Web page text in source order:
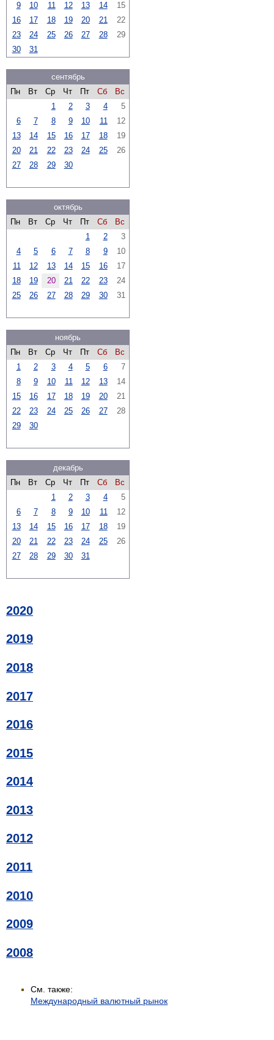
9
10 11 12 13 14
15
16
17 18 19 20 21
22
23
24 25 26 27 28
29
30
31
сентябрь
Пн
Вт Ср Чт Пт Сб
Вс
1
2 3 4
5
6
7 8 9 10 11
12
13
14 15 16 17 18
19
20
21 22 23 24 25
26
27
28 29 30
октябрь
Пн
Вт Ср Чт Пт Сб
Вс
1
2
3
4
5 6 7 8 9
10
11
12 13 14 15 16
17
18
19 20 21 22 23
24
25
26 27 28 29 30 31
ноябрь
Пн
Вт Ср Чт Пт Сб
Вс
1
2 3 4 5 6
7
8
9 10 11 12 13
14
15
16 17 18 19 20
21
22
23 24 25 26 27
28
29
30
декабрь
Пн
Вт Ср Чт Пт Сб
Вс
1
2 3 4
5
6
7 8 9 10 11
12
13
14 15 16 17 18
19
20
21 22 23 24 25
26
27
28 29 30 31
2020
2019
2018
2017
2016
2015
2014
2013
2012
2011
2010
2009
2008
См. также:
Международный валютный рынок